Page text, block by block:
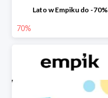
Lato w Empiku do -70%
70%